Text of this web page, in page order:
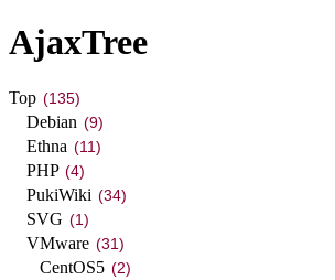
AjaxTree
Top (135)
Debian (9)
Ethna (11)
PHP (4)
PukiWiki (34)
SVG (1)
VMware (31)
CentOS5 (2)